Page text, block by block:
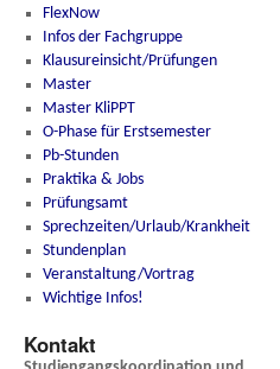
FlexNow
Infos der Fachgruppe
Klausureinsicht/Prüfungen
Master
Master KliPPT
O-Phase für Erstsemester
Pb-Stunden
Praktika & Jobs
Prüfungsamt
Sprechzeiten/Urlaub/Krankheit
Stundenplan
Veranstaltung/Vortrag
Wichtige Infos!
Kontakt